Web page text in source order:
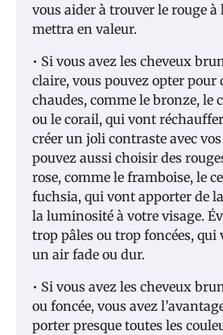
vous aider à trouver le rouge à
mettra en valeur.
• Si vous avez les cheveux
claire, vous pouvez opter pour
chaudes, comme le bronze, le
ou le corail, qui vont
créer un joli contraste avec
pouvez aussi choisir des
rose, comme le framboise, le
fuchsia, qui vont apporter de
la luminosité à votre visage.
trop pâles ou trop foncées,
un air fade ou dur.
• Si vous avez les cheveux
ou foncée, vous avez
porter presque toutes les